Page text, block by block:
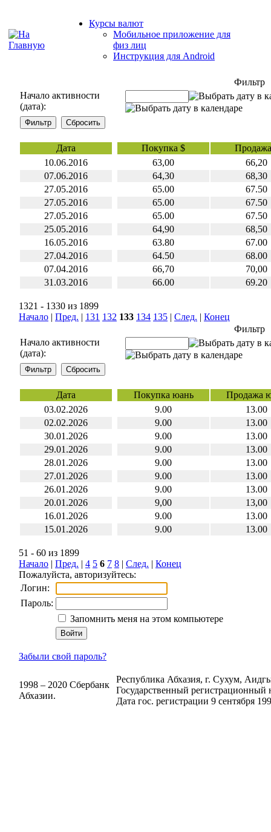
Курсы валют
Мобильное приложение для
физ лиц
Инструкция для Android
Фильтр
Начало активности
(дата):
Дата Покупка $
10.06.2016
63,00
66,20
07.06.2016
64,30
68,30
27.05.2016
65.00
67.50
27.05.2016
65.00
67.50
27.05.2016
65.00
67.50
25.05.2016
64,90
68,50
16.05.2016
63.80
67.00
27.04.2016
64.50
68.00
07.04.2016
66,70
70,00
31.03.2016
66.00 69.20
1321 - 1330 из 1899
Начало | Пред. | 131 132 133 134 135 | След. | Конец
Фильтр
Начало активности
(дата):
Дата Покупка юань
Продажа
03.02.2026
9.00
13.00
02.02.2026
9.00
13.00
30.01.2026
9.00
13.00
29.01.2026
9.00
13.00
28.01.2026
9.00
13.00
27.01.2026
9.00
13.00
26.01.2026
9.00
13.00
20.01.2026
9,00
13,00
16.01.2026
9.00
13.00
15.01.2026
9.00 13.00
51 - 60 из 1899
Начало | Пред. | 4 5 6 7 8 | След. | Конец
Пожалуйста, авторизуйтесь:
Логин:
Пароль:
Запомнить меня на этом компьютере
Забыли свой пароль?
1998 – 2020 Сбербанк
Абхазии.
Республика Абхазия, г. Сухум,
Государственный регистрационный
Дата гос. регистрации 9 сентября